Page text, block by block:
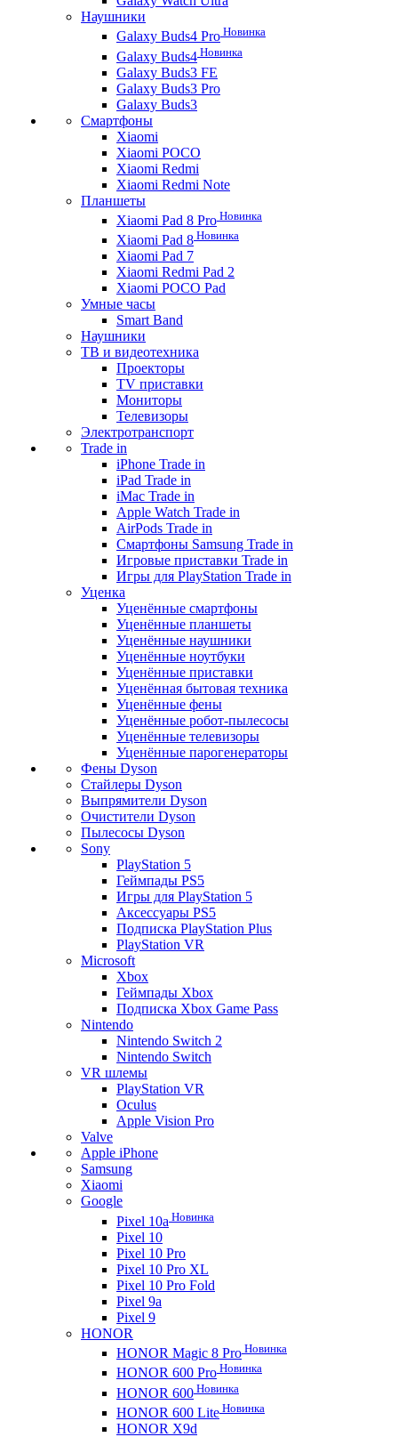
Наушники
Galaxy Buds4 Pro Новинка
Galaxy Buds4 Новинка
Galaxy Buds3 FE
Galaxy Buds3 Pro
Galaxy Buds3
Смартфоны
Xiaomi
Xiaomi POCO
Xiaomi Redmi
Xiaomi Redmi Note
Планшеты
Xiaomi Pad 8 Pro Новинка
Xiaomi Pad 8 Новинка
Xiaomi Pad 7
Xiaomi Redmi Pad 2
Xiaomi POCO Pad
Умные часы
Smart Band
Наушники
ТВ и видеотехника
Проекторы
TV приставки
Мониторы
Телевизоры
Электротранспорт
Trade in
iPhone Trade in
iPad Trade in
iMac Trade in
Apple Watch Trade in
AirPods Trade in
Смартфоны Samsung Trade in
Игровые приставки Trade in
Игры для PlayStation Trade in
Уценка
Уценённые смартфоны
Уценённые планшеты
Уценённые наушники
Уценённые ноутбуки
Уценённые приставки
Уценённая бытовая техника
Уценённые фены
Уценённые робот-пылесосы
Уценённые телевизоры
Уценённые парогенераторы
Фены Dyson
Стайлеры Dyson
Выпрямители Dyson
Очистители Dyson
Пылесосы Dyson
Sony
PlayStation 5
Геймпады PS5
Игры для PlayStation 5
Аксессуары PS5
Подписка PlayStation Plus
PlayStation VR
Microsoft
Xbox
Геймпады Xbox
Подписка Xbox Game Pass
Nintendo
Nintendo Switch 2
Nintendo Switch
VR шлемы
PlayStation VR
Oculus
Apple Vision Pro
Valve
Apple iPhone
Samsung
Xiaomi
Google
Pixel 10a Новинка
Pixel 10
Pixel 10 Pro
Pixel 10 Pro XL
Pixel 10 Pro Fold
Pixel 9a
Pixel 9
HONOR
HONOR Magic 8 Pro Новинка
HONOR 600 Pro Новинка
HONOR 600 Новинка
HONOR 600 Lite Новинка
HONOR X9d